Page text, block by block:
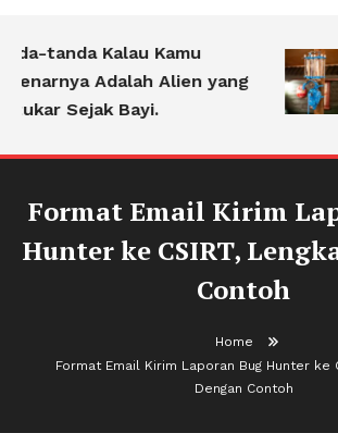
tanda Kalau Kamu
Adalah Alien yang
Sejak Bayi.
Format Email Kirim
Hunter ke CSIRT,
Contoh
Home
Format Email Kirim Laporan Bug Hunter ke
Dengan Contoh